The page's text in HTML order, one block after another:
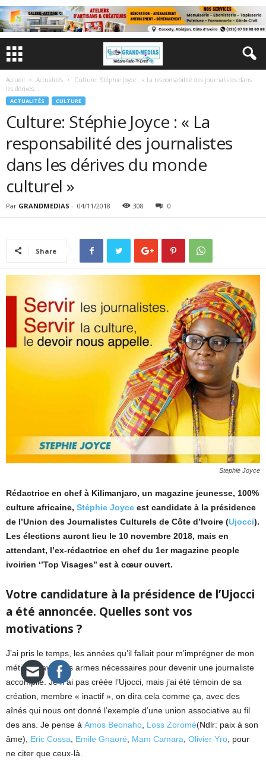
Accueil Actualités
Culture: Stéphie Joyce : « La responsabilité des journalistes dans
les dérives...
ACTUALITÉS CULTURE
Culture: Stéphie Joyce : « La
responsabilité des journalistes
dans les dérives du monde
culturel »
Par GRANDMEDIAS - 04/11/2018 308 0
Share
Stephie Joyce
Rédactrice en chef à Kilimanjaro, un magazine jeunesse, 100%
culture africaine, Stéphie Joyce est candidate à la présidence
de l’Union des Journalistes Culturels de Côte d’Ivoire (Ujocci).
Les élections auront lieu le 10 novembre 2018, mais en
attendant, l’ex-rédactrice en chef du 1er magazine people
ivoirien ‘’Top Visages’’ est à cœur ouvert.
Votre candidature à la présidence de l’Ujocci
a été annoncée. Quelles sont vos
motivations ?
J’ai pris le temps, les années qu’il fallait pour m’imprégner de mon
métier et avoir les armes nécessaires pour devenir une journaliste
accomplie. Je n’ai pas créée l’Ujocci, mais j’ai été témoin de sa
création, membre « inactif », on dira cela comme ça, avec des
aînés qui nous ont donné l’exemple d’une union associative au fil
des ans. Je pense à Amos Beonaho, Loss Zoromé(Ndlr: paix à son
âme), Eric Cossa, Emile Gnaoré, Mam Camara, Olivier Yro, pour
ne citer que ceux-là.